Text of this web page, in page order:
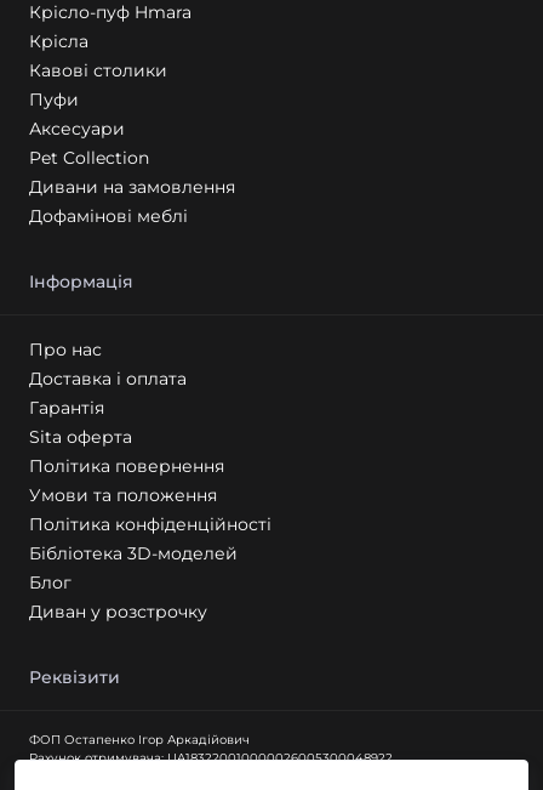
Крісло-пуф Hmara
Крісла
Кавові столики
Пуфи
Аксесуари
Pet Collection
Дивани на замовлення
Дофамінові меблі
Інформація
Про нас
Доставка і оплата
Гарантія
Sita оферта
Політика повернення
Умови та положення
Політика конфіденційності
Бібліотека 3D-моделей
Блог
Диван у розстрочку
Реквізити
ФОП Остапенко Ігор Аркадійович
Рахунок отримувача: UA183220010000026005300048922